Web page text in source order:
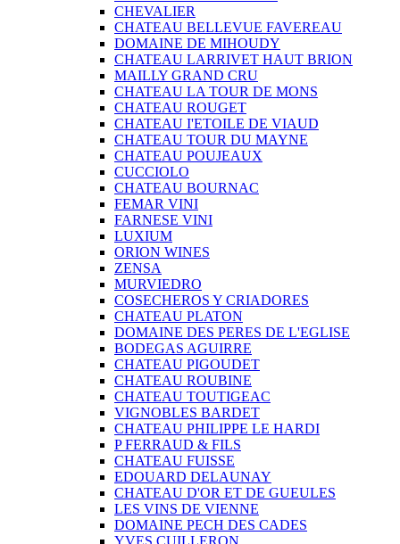
CHEVALIER
CHATEAU BELLEVUE FAVEREAU
DOMAINE DE MIHOUDY
CHATEAU LARRIVET HAUT BRION
MAILLY GRAND CRU
CHATEAU LA TOUR DE MONS
CHATEAU ROUGET
CHATEAU I'ETOILE DE VIAUD
CHATEAU TOUR DU MAYNE
CHATEAU POUJEAUX
CUCCIOLO
CHATEAU BOURNAC
FEMAR VINI
FARNESE VINI
LUXIUM
ORION WINES
ZENSA
MURVIEDRO
COSECHEROS Y CRIADORES
CHATEAU PLATON
DOMAINE DES PERES DE L'EGLISE
BODEGAS AGUIRRE
CHATEAU PIGOUDET
CHATEAU ROUBINE
CHATEAU TOUTIGEAC
VIGNOBLES BARDET
CHATEAU PHILIPPE LE HARDI
P FERRAUD & FILS
CHATEAU FUISSE
EDOUARD DELAUNAY
CHATEAU D'OR ET DE GUEULES
LES VINS DE VIENNE
DOMAINE PECH DES CADES
YVES CUILLERON